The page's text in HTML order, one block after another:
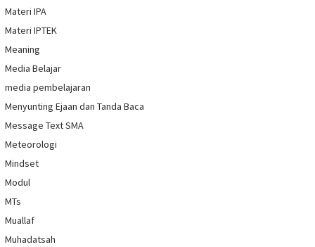
Materi IPA
Materi IPTEK
Meaning
Media Belajar
media pembelajaran
Menyunting Ejaan dan Tanda Baca
Message Text SMA
Meteorologi
Mindset
Modul
MTs
Muallaf
Muhadatsah